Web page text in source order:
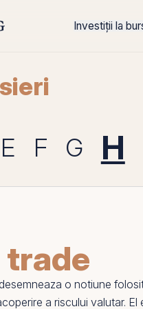
Investiții la
E F G H
trade
o notiune
a riscului valutar. El